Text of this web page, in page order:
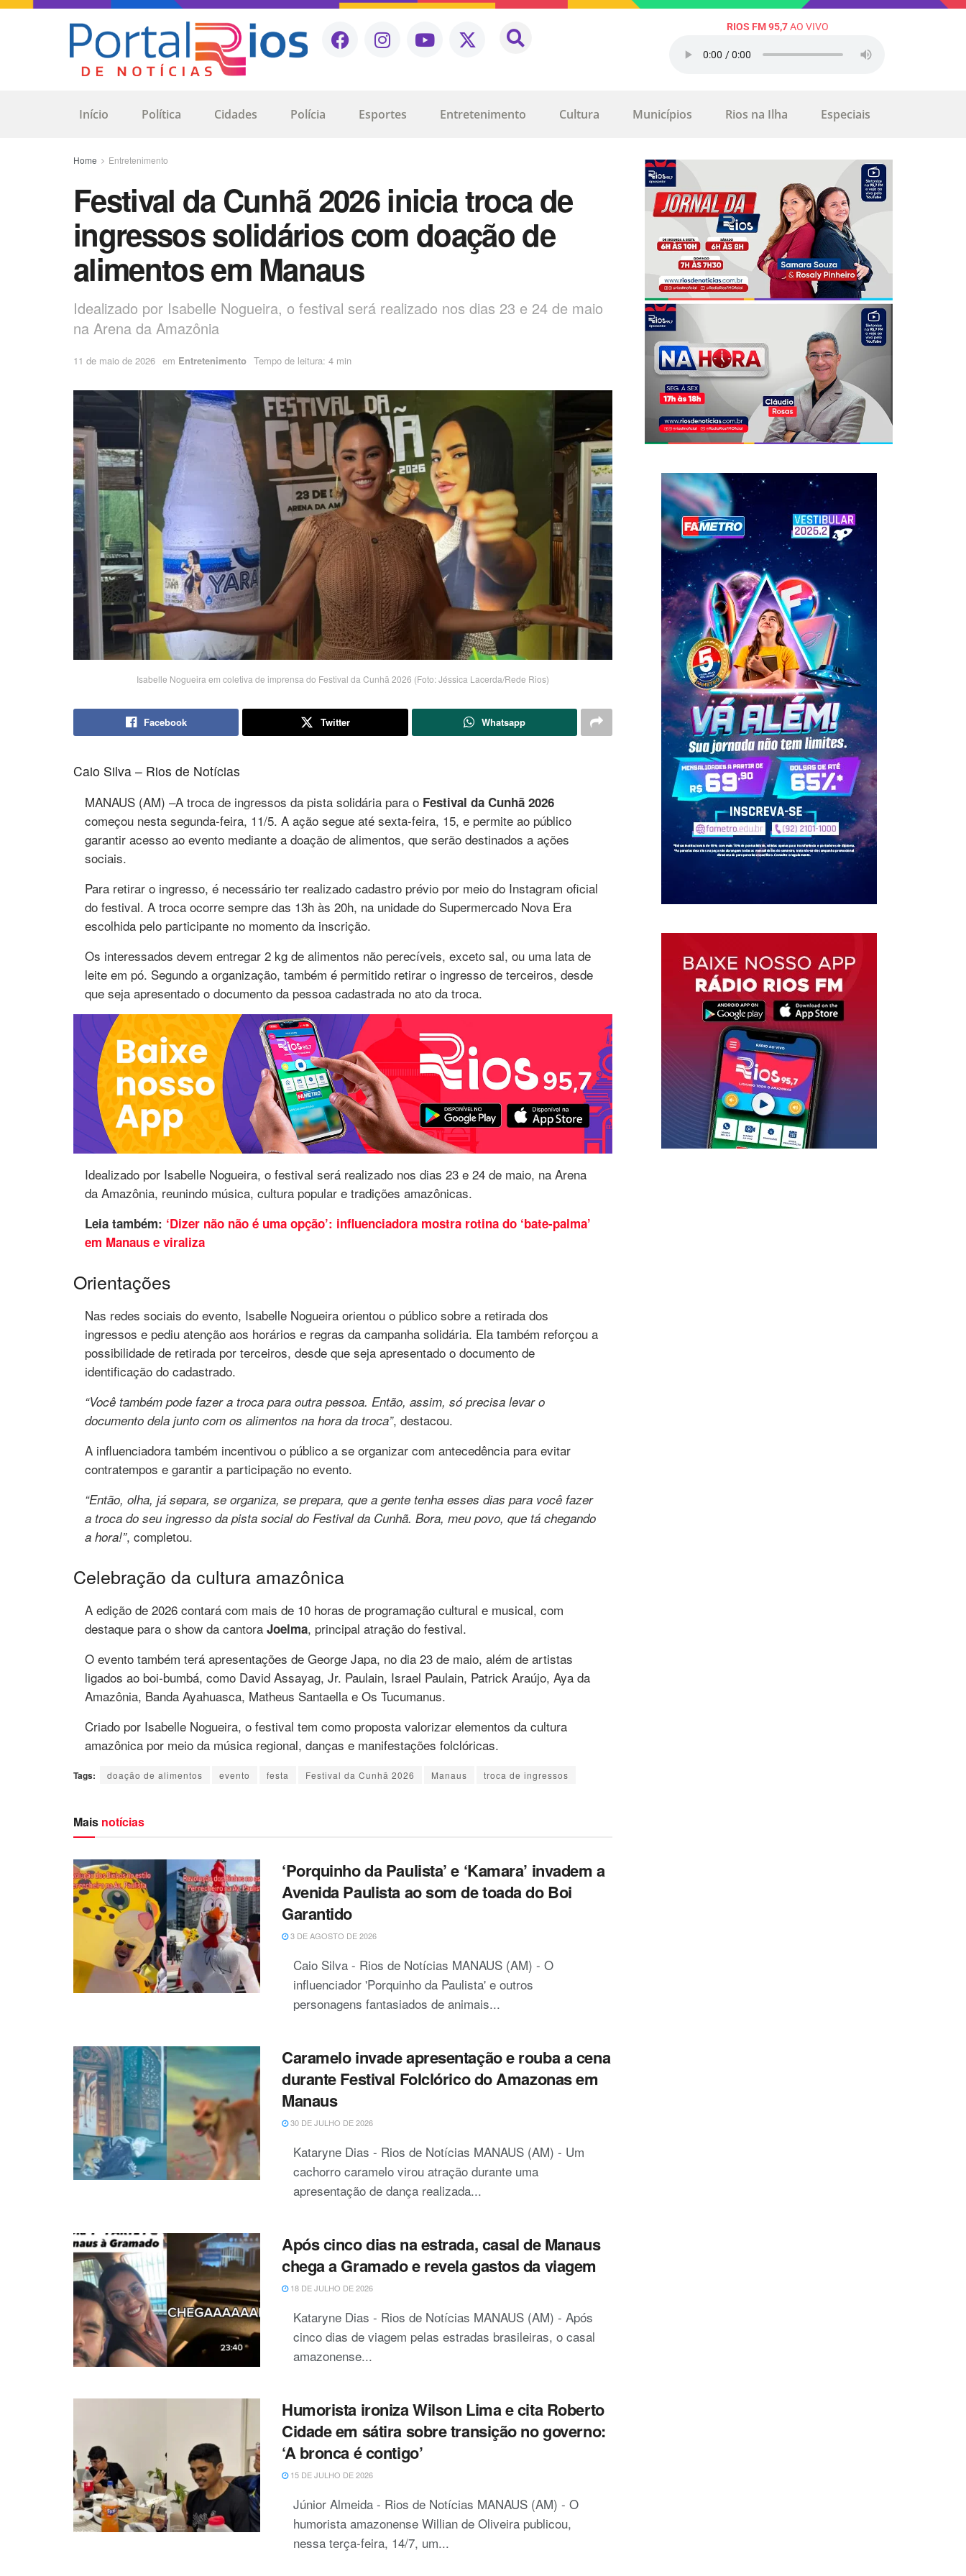
RIOS FM 95,7AO VIVO
Início Política Cidades Polícia Esportes Entretenimento Cultura Municípios Rios na Ilha Especiais
Home Entretenimento
Festival da Cunhã 2026 inicia troca de
ingressos solidários com doação de
alimentos em Manaus
Idealizado por Isabelle Nogueira, o festival será realizado nos dias 23 e 24 de maio
na Arena da Amazônia
11 de maio de 2026 em Entretenimento Tempo de leitura: 4 min
Isabelle Nogueira em coletiva de imprensa do Festival da Cunhã 2026 (Foto: Jéssica Lacerda/Rede Rios)
Facebook Twitter Whatsapp
Caio Silva – Rios de Notícias
MANAUS (AM) –A troca de ingressos da pista solidária para o Festival da Cunhã 2026
começou nesta segunda-feira, 11/5. A ação segue até sexta-feira, 15, e permite ao público
garantir acesso ao evento mediante a doação de alimentos, que serão destinados a ações
sociais.
Para retirar o ingresso, é necessário ter realizado cadastro prévio por meio do Instagram oficial
do festival. A troca ocorre sempre das 13h às 20h, na unidade do Supermercado Nova Era
escolhida pelo participante no momento da inscrição.
Os interessados devem entregar 2 kg de alimentos não perecíveis, exceto sal, ou uma lata de
leite em pó. Segundo a organização, também é permitido retirar o ingresso de terceiros, desde
que seja apresentado o documento da pessoa cadastrada no ato da troca.
Idealizado por Isabelle Nogueira, o festival será realizado nos dias 23 e 24 de maio, na Arena
da Amazônia, reunindo música, cultura popular e tradições amazônicas.
Leia também: ‘Dizer não não é uma opção’: influenciadora mostra rotina do ‘bate-palma’
em Manaus e viraliza
Orientações
Nas redes sociais do evento, Isabelle Nogueira orientou o público sobre a retirada dos
ingressos e pediu atenção aos horários e regras da campanha solidária. Ela também reforçou a
possibilidade de retirada por terceiros, desde que seja apresentado o documento de
identificação do cadastrado.
“Você também pode fazer a troca para outra pessoa. Então, assim, só precisa levar o
documento dela junto com os alimentos na hora da troca”, destacou.
A influenciadora também incentivou o público a se organizar com antecedência para evitar
contratempos e garantir a participação no evento.
“Então, olha, já separa, se organiza, se prepara, que a gente tenha esses dias para você fazer
a troca do seu ingresso da pista social do Festival da Cunhã. Bora, meu povo, que tá chegando
a hora!”, completou.
Celebração da cultura amazônica
A edição de 2026 contará com mais de 10 horas de programação cultural e musical, com
destaque para o show da cantora Joelma, principal atração do festival.
O evento também terá apresentações de George Japa, no dia 23 de maio, além de artistas
ligados ao boi-bumbá, como David Assayag, Jr. Paulain, Israel Paulain, Patrick Araújo, Aya da
Amazônia, Banda Ayahuasca, Matheus Santaella e Os Tucumanus.
Criado por Isabelle Nogueira, o festival tem como proposta valorizar elementos da cultura
amazônica por meio da música regional, danças e manifestações folclóricas.
Tags: doação de alimentos evento festa Festival da Cunhã 2026 Manaus troca de ingressos
Mais notícias
‘Porquinho da Paulista’ e ‘Kamara’ invadem a
Avenida Paulista ao som de toada do Boi
Garantido
3 DE AGOSTO DE 2026
Caio Silva - Rios de Notícias MANAUS (AM) - O
influenciador 'Porquinho da Paulista' e outros
personagens fantasiados de animais...
Caramelo invade apresentação e rouba a cena
durante Festival Folclórico do Amazonas em
Manaus
30 DE JULHO DE 2026
Kataryne Dias - Rios de Notícias MANAUS (AM) - Um
cachorro caramelo virou atração durante uma
apresentação de dança realizada...
Após cinco dias na estrada, casal de Manaus
chega a Gramado e revela gastos da viagem
18 DE JULHO DE 2026
Kataryne Dias - Rios de Notícias MANAUS (AM) - Após
cinco dias de viagem pelas estradas brasileiras, o casal
amazonense...
Humorista ironiza Wilson Lima e cita Roberto
Cidade em sátira sobre transição no governo:
‘A bronca é contigo’
15 DE JULHO DE 2026
Júnior Almeida - Rios de Notícias MANAUS (AM) - O
humorista amazonense Willian de Oliveira publicou,
nessa terça-feira, 14/7, um...